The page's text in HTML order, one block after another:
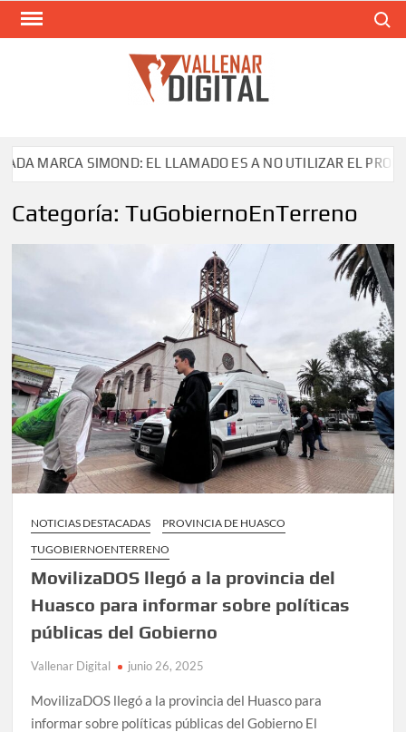
Saltar
SIMOND: EL LLAMADO ES A NO UTILIZAR EL PRODUCTO
Categoría:TuGobiernoEnTerreno
NOTICIAS DESTACADAS
PROVINCIA DE HUASCO
TUGOBIERNOENTERRENO
MovilizaDOS llegó a la provincia del
Huasco para informar sobre políticas
públicas del Gobierno
Vallenar Digital junio 26, 2025
MovilizaDOS llegó a la provincia del Huasco para
informar sobre políticas públicas del Gobierno El